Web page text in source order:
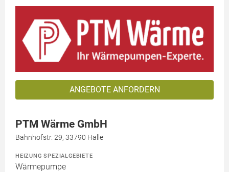
ANGEBOTE ANFORDERN
PTM Wärme GmbH
Bahnhofstr. 29, 33790 Halle
HEIZUNG SPEZIALGEBIETE
Wärmepumpe